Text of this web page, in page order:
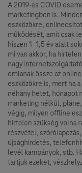
A 2019-es COVID
marketingben is.
eszközökre,
működését, amit csak
hiszen 1-1,5 év alatt
mi van akkor, ha
nagy
omlanak össze az
eszközökre is, mert ha
néhány hetet, hónapot
marketing nélkül,
végig, milyen offline
hirtelen szükség volna
részvétel,
újsághirdetés,
levél kampányok, stb.
tartjuk ezeket,